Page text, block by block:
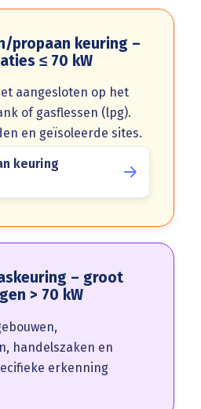
propaan keuring –
≤ 70 kW
aangesloten op het
of gasflessen (lpg).
en geïsoleerde sites.
keuring
– groot
> 70 kW
handelszaken en
erkenning